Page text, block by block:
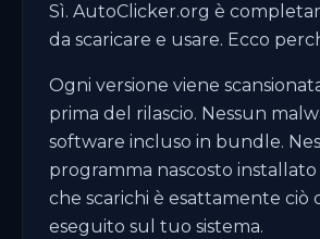
Sì. AutoClicker.org è
da scaricare e usare. Ecco
Ogni versione viene
prima del rilascio. Nessun
software incluso in bundle.
programma nascosto installato
che scarichi è esattamente ciò
eseguito sul tuo sistema.